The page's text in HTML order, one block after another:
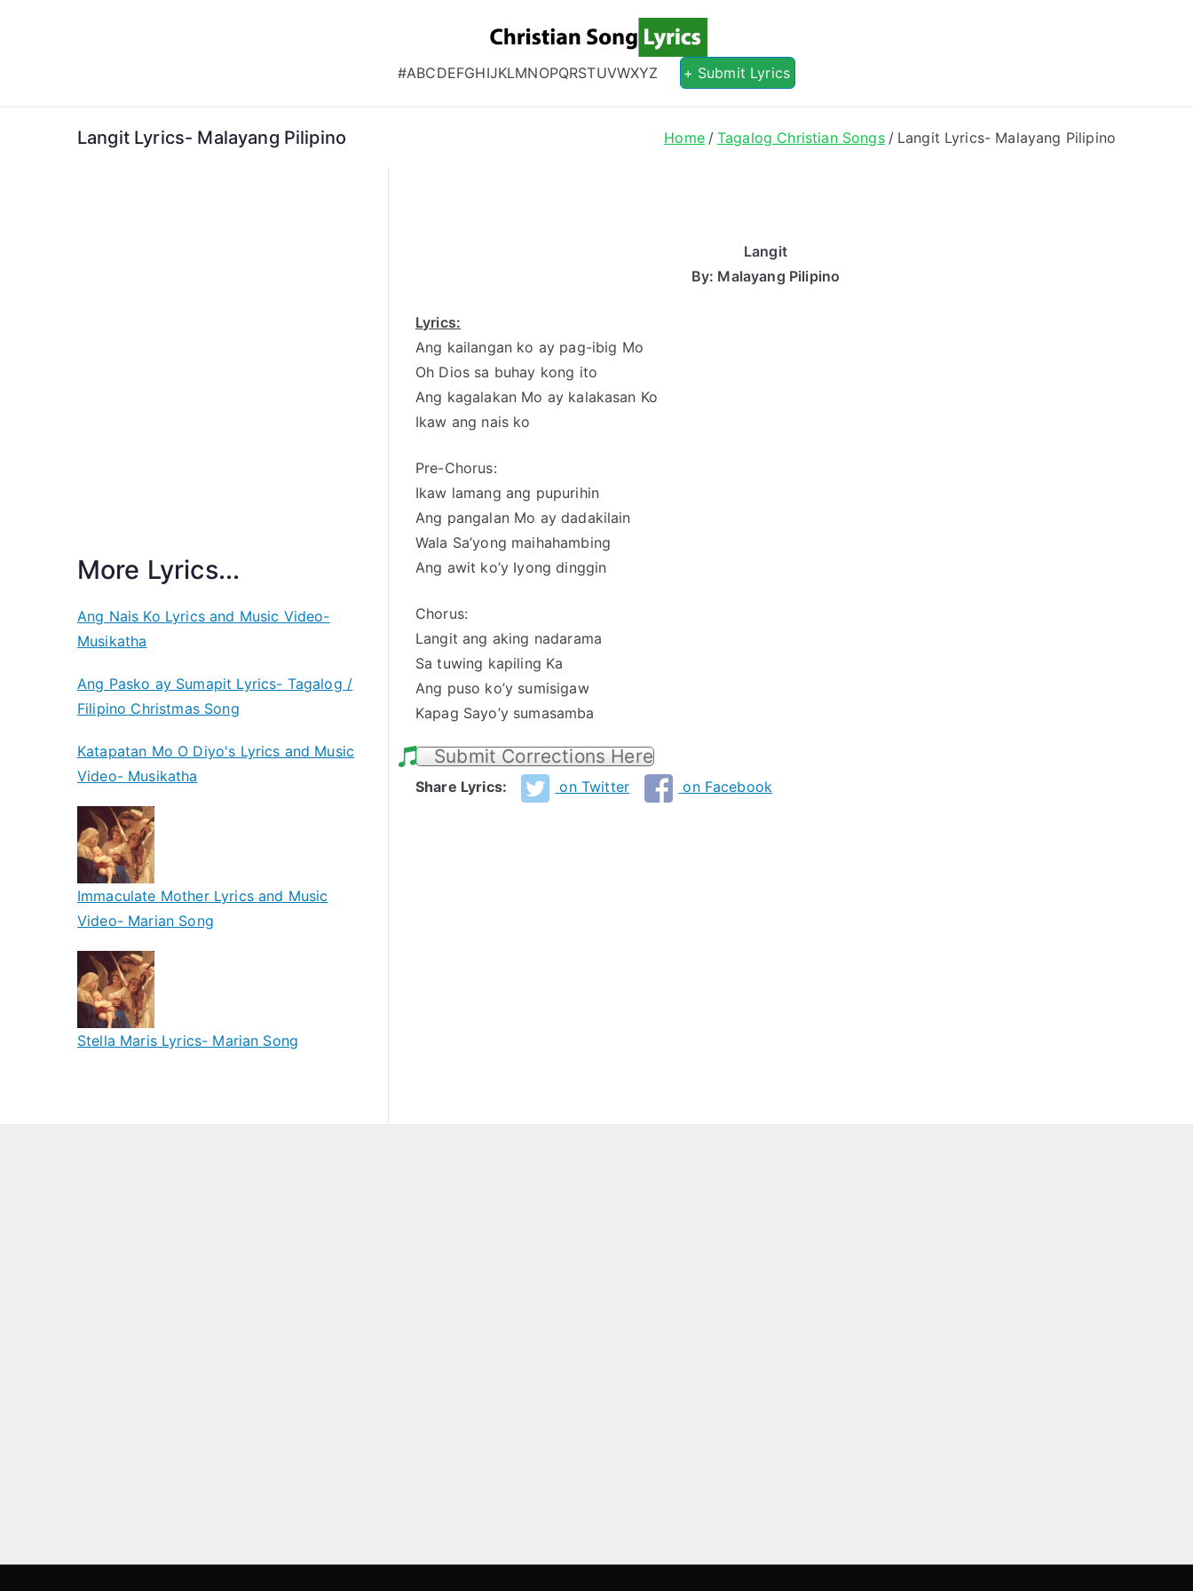
Christian Song Lyrics
Christian Lyrics Online!
#ABCDEFGHIJKLMNOPQRSTUVWXYZ + Submit Lyrics
Langit Lyrics- Malayang Pilipino Home Tagalog Christian Songs Langit Lyrics- Malayang Pilipino
Langit
By: Malayang Pilipino
Lyrics:
Ang kailangan ko ay pag-ibig Mo
Oh Dios sa buhay kong ito
Ang kagalakan Mo ay kalakasan Ko
Ikaw ang nais ko
Pre-Chorus:
Ikaw lamang ang pupurihin
Ang pangalan Mo ay dadakilain
Wala Sa’yong maihahambing
Ang awit ko’y Iyong dinggin
Chorus:
Langit ang aking nadarama
Sa tuwing kapiling Ka
Ang puso ko’y sumisigaw
Kapag Sayo’y sumasamba
Submit Corrections Here
Share Lyrics: on Twitter on Facebook
More Lyrics...
Ang Nais Ko Lyrics and Music Video-
Musikatha
Ang Pasko ay Sumapit Lyrics- Tagalog /
Filipino Christmas Song
Katapatan Mo O Diyo's Lyrics and Music
Video- Musikatha
Immaculate Mother Lyrics and Music
Video- Marian Song
Stella Maris Lyrics- Marian Song